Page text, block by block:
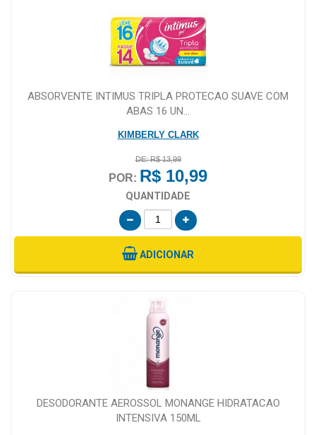
ABSORVENTE INTIMUS TRIPLA PROTECAO SUAVE COM
ABAS 16 UN...
KIMBERLY CLARK
DE: R$ 13,99
POR: R$ 10,99
QUANTIDADE
ADICIONAR
DESODORANTE AEROSSOL MONANGE HIDRATACAO
INTENSIVA 150ML